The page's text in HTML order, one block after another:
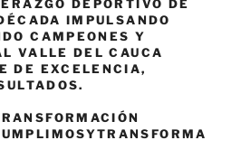
DEPORTIVO DE
IMPULSANDO
CAMPEONES Y
VALLE DEL CAUCA
DE EXCELENCIA,